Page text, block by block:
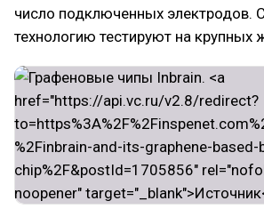
число подключенных электродов.
технологию тестируют на крупных